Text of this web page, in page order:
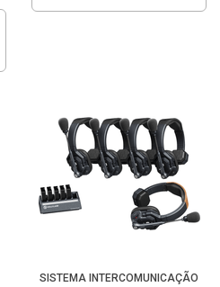
SISTEMA INTERCOMUNICAÇÃO